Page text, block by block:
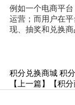
例如一个电商平
运营；而用户在
现、抽奖和兑换
积分兑换商城 积
【上一篇】【积